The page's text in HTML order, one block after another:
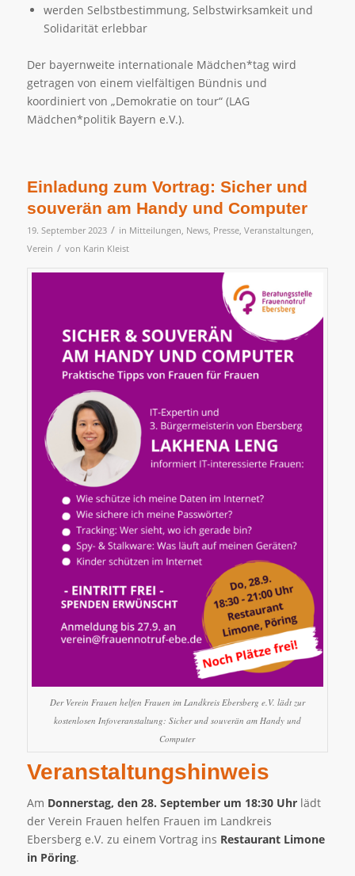
werden Selbstbestimmung, Selbstwirksamkeit und
Solidarität erlebbar
Der bayernweite internationale Mädchen*tag wird
getragen von einem vielfältigen Bündnis und
koordiniert von „Demokratie on tour“ (LAG
Mädchen*politik Bayern e.V.).
Einladung zum Vortrag: Sicher und
souverän am Handy und Computer
19. September 2023 / in Mitteilungen News, Presse, Veranstaltungen
Verein / von Karin Kleist
Der Verein Frauen helfen Frauen im Landkreis Ebersberg e.V. lädt zur
kostenlosen Infoveranstaltung: Sicher und souverän am Handy und
Computer
Veranstaltungshinweis
Am Donnerstag, den 28. September um 18:30 Uhrlädt
der Verein Frauen helfen Frauen im Landkreis
Ebersberg e.V. zu einem Vortrag ins Restaurant Limone
in Pöring.